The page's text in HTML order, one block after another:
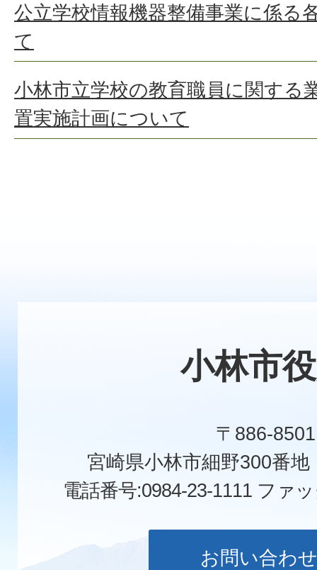
公立学校情報機器整備事業に係る
て
小林市立学校の教育職員に関する
置実施計画について
小林市
〒886-8501
宮崎県小林市細野300番
電話番号:0984-23-1111 ファ
お問い合わせ